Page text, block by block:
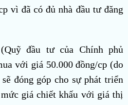
vì đã có đủ nhà đầu tư đăng
đầu tư của Chính phủ
với giá 50.000 đồng/cp (do
đóng góp cho sự phát triển
giá chiết khấu với giá thị